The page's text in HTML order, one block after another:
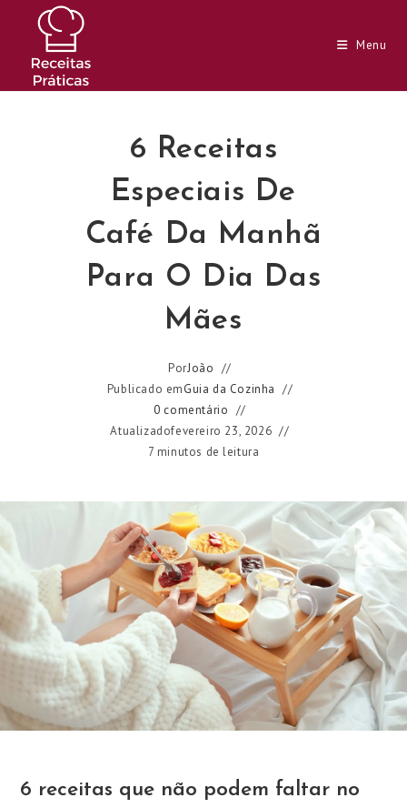
conteúdo
Menu
6 Receitas
Especiais De
Café Da Manhã
Para O Dia Das
Mães
PorJoão
Publicado emGuia da Cozinha
0 comentário
Atualizadofevereiro 23, 2026
7 minutos de leitura
6 receitas que não podem faltar no